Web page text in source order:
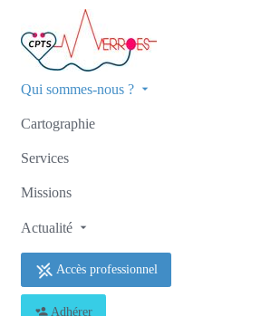
Qui sommes-nous ?
Cartographie
Services
Missions
Actualité
Accès professionnel
Adhérer
Tous les
santé